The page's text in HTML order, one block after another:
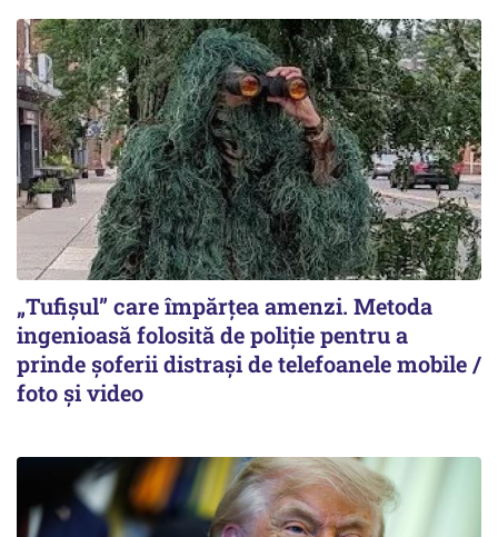
„Tufișul” care împărțea amenzi. Metoda
ingenioasă folosită de poliție pentru a
prinde șoferii distrași de telefoanele mobile /
foto și video